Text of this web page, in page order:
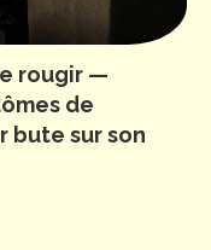
rougir —
de
bute sur son